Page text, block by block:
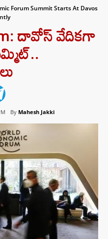
Forum Summit Starts At Davos
దావోస్‌ వేదికగా
By Mahesh Jakki